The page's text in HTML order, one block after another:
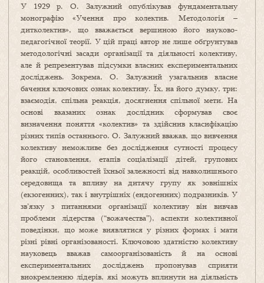
У 1929 р. О. Залужний опублікував фундаментальну
монографію «Учення про колектив. Методологія –
дитколектив», що вважається вершиною його науково-
педагогічної теорії. У цій праці автор не лише обґрунтував
методологічні засади організації та діяльності колективу,
але й репрезентував підсумки власних експериментальних
досліджень. Зокрема, О. Залужний узагальнив власне
бачення ключових ознак колективу. Їх, на його думку, три:
взаємодія, спільна реакція, досягнення спільної мети. На
основі вказаних ознак дослідник сформував своє
визначення поняття «колектив» та здійснив класифікацію
різних типів останнього. О. Залужний вважав, що вивчення
колективу неможливе без дослідження сутності процесу
його становлення, етапів соціалізації дітей, групових
реакцій, особливостей їхньої залежності від навколишнього
середовища та впливу на дитячу групу як зовнішніх
(екзогенних), так і внутрішніх (ендогенних) подразників. У
зв’язку з питаннями організації колективу він вивчав
проблеми лідерства (“вожачества”), аспекти колективної
поведінки, що може виявлятися у різних формах і мати
різні рівні організованості. Ключовою здатністю колективу
науковець вважав самоорганізованість й на основі
експериментальних досліджень пропонував сприяти
виокремленню лідерів, які можуть вплинути на діяльність